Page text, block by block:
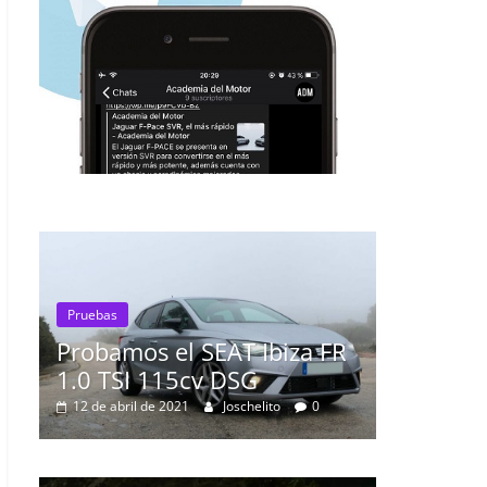
Ibiza FR
0
Pruebas
Probamos el Mercedes-Benz
A200d